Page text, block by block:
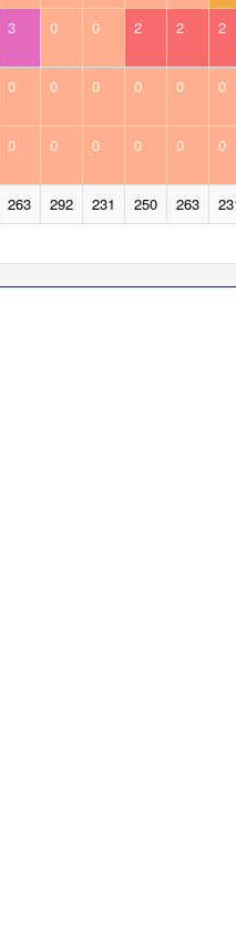
3 0 0 2 2 2
0 0 0 0 0 0
0 0 0 0 0 0
263 292 231 250 263